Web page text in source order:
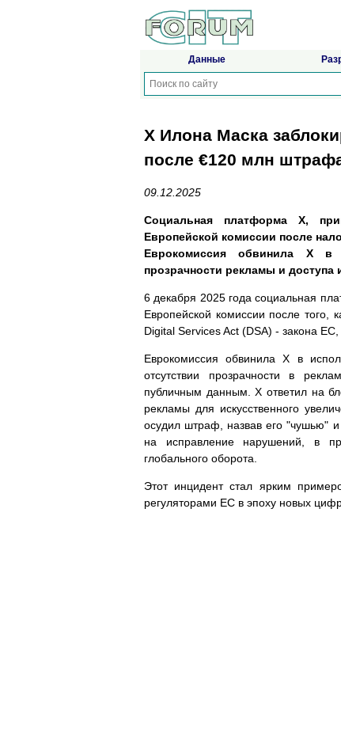
Данные
X Илона Маска
после €120 млн
09.12.2025
Социальная платформа X,
Европейской комиссии после
Еврокомиссия обвинила X в
прозрачности рекламы и доступа
6 декабря 2025 года социальная
Европейской комиссии после
Digital Services Act (DSA) - закона
Еврокомиссия обвинила X в
отсутствии прозрачности в
публичным данным. X ответил на
рекламы для искусственного
осудил штраф, назвав его "чушью"
на исправление нарушений, в
глобального оборота.
Этот инцидент стал ярким
регуляторами ЕС в эпоху новых